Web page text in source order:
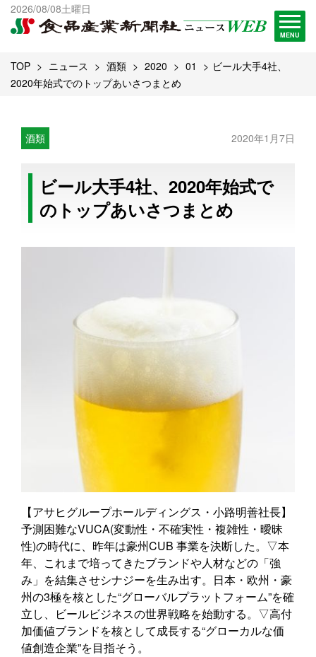
2026/08/08土曜日
MENU
出版物一覧へ
試読・購読申し込み
TOP ニュース 酒類 2020 01
ビール大手4社、
2020年始式でのトップあいさつまとめ
酒類 2020年1月7日
ビール大手4社、2020年始式で
のトップあいさつまとめ
【アサヒグループホールディングス・小路明善社長】
予測困難なVUCA(変動性・不確実性・複雑性・曖昧
性)の時代に、昨年は豪州CUB 事業を決断した。▽本
年、これまで培ってきたブランドや人材などの「強
み」を結集させシナジーを生み出す。日本・欧州・豪
州の3極を核とした“グローバルプラットフォーム”を確
立し、ビールビジネスの世界戦略を始動する。▽高付
加価値ブランドを核として成長する“グローカルな価
値創造企業”を目指そう。